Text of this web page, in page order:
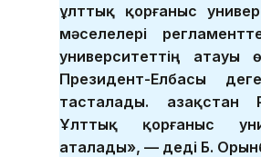
ұлттық қорғаныс
мәселелері
университеттің атауы
Президент-Елбасы
тасталады. Қазақстан
Ұлттық қорғаныс
аталады», — деді Б.